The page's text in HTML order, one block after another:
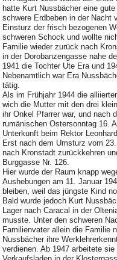
hatte Kurt Nussbächer eine
schwere Erdbeben in der Nacht
Einsturz der frisch bezogenen
schweren Schock und wollte
Familie wieder zurück nach
in der Dorobanzengasse nahe
1941 die Tochter Ute Era und
Nebenamtlich war Era
tätig.
Als im Frühjahr 1944 die
wich die Mutter mit den drei
ihr Onkel Pfarrer war, und nach
rumänischen Ostersonntag 16.
Unterkunft beim Rektor
Erst nach dem Umsturz vom
nach Kronstadt zurückkehren
Burggasse Nr. 126.
Hier wurde der Raum knapp
Aushebungen am 11. Januar
bleiben, weil das jüngste Kind
Bald wurde jedoch Kurt
Lager nach Caracal in der
musste. Unter den schweren
Familienvater allein die Familie
Nussbächer ihre
verdienen. Ab 1947 arbeitete